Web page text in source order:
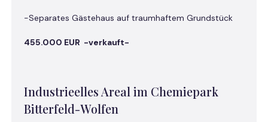
-Separates Gästehaus auf traumhaftem Grundstück
455.000 EUR -verkauft-
Industrieelles Areal im Chemiepark
Bitterfeld-Wolfen